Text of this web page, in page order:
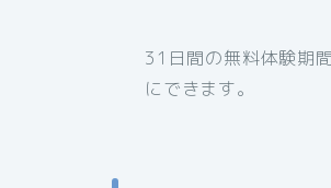
31日間の無料体験期
にできます。